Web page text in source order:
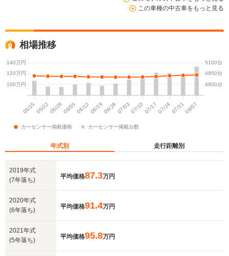
この車種の中古車をもっと見る
相場推移
年式別 走行距離別
2019年式
(7年落ち)
平均価格87.3万円
2020年式
(6年落ち)
平均価格91.4万円
2021年式
(5年落ち)
平均価格95.8万円